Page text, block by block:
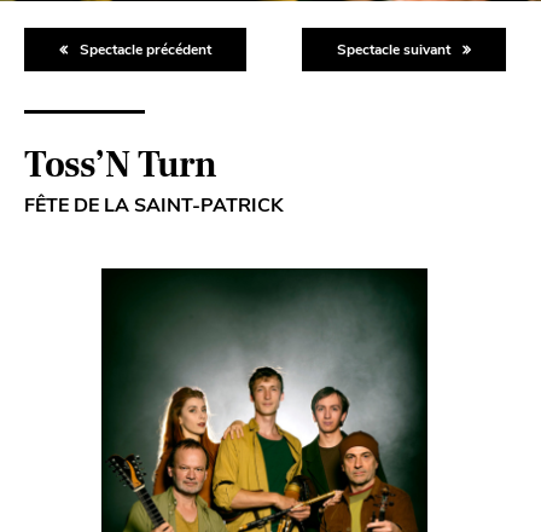
Spectacle précédent Spectacle suivant
Toss’N Turn
FÊTE DE LA SAINT-PATRICK